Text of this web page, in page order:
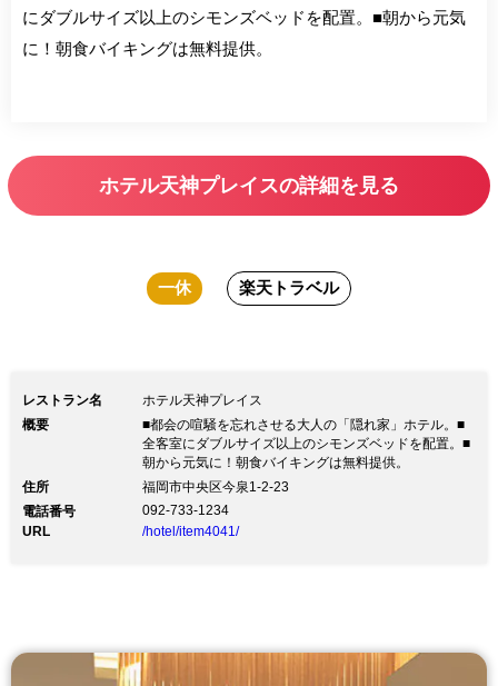
にダブルサイズ以上のシモンズベッドを配置。■朝から元気
に！朝食バイキングは無料提供。
ホテル天神プレイスの詳細を見る
一休 楽天トラベル
レストラン名
ホテル天神プレイス
概要
■都会の喧騒を忘れさせる大人の「隠れ家」ホテル。■
全客室にダブルサイズ以上のシモンズベッドを配置。■
朝から元気に！朝食バイキングは無料提供。
住所
福岡市中央区今泉1-2-23
電話番号
092-733-1234
URL
/hotel/item4041/